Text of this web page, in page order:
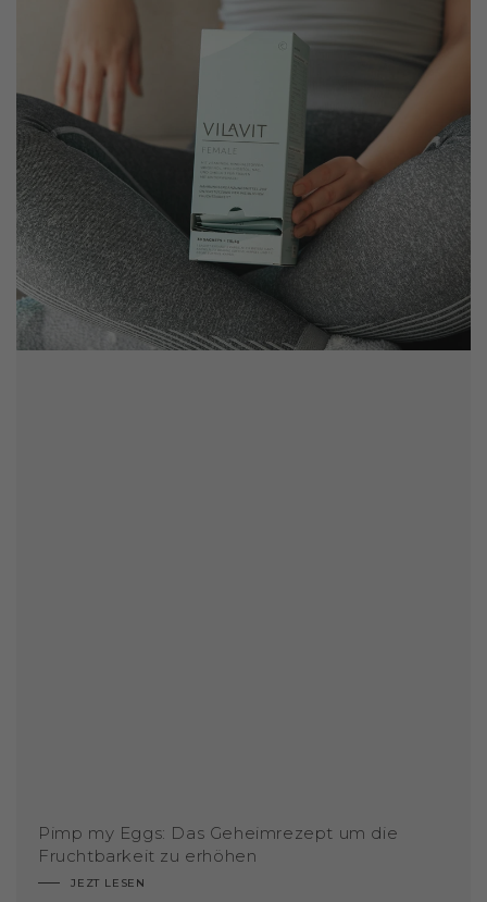
Pimp my Eggs: Das Geheimrezept um die
Fruchtbarkeit zu erhöhen
JEZT LESEN